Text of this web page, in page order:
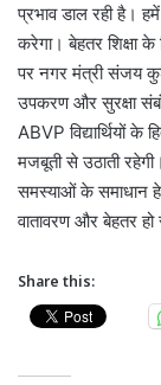
प्रभाव डाल रही है। हमें
करेगा। बेहतर शिक्षा
पर नगर मंत्री संजय
उपकरण और सुरक्षा
ABVP विद्यार्थियों
मजबूती से उठाती
समस्याओं के समाधान
वातावरण और बेहतर
Share this: